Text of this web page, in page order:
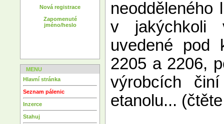
Nová registrace
Zapomenuté
jméno/heslo
MENU
Hlavní stránka
Seznam pálenic
Inzerce
Stahuj
neodděleného
v jakýchkoli
uvedené pod
2205 a 2206,
výrobcích
etanolu...